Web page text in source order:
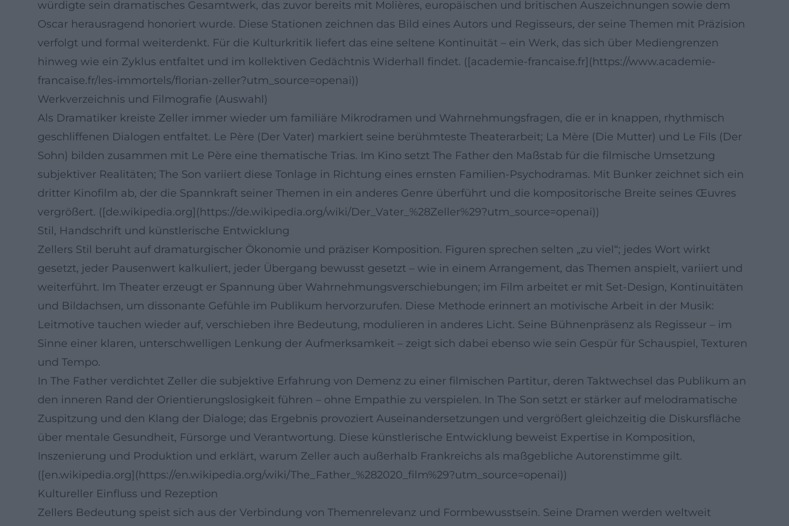
würdigte sein dramatisches Gesamtwerk, das zuvor bereits mit Molières, europäischen und britischen Auszeichnungen sowie dem
Oscar herausragend honoriert wurde. Diese Stationen zeichnen das Bild eines Autors und Regisseurs, der seine Themen mit Präzision
verfolgt und formal weiterdenkt. Für die Kulturkritik liefert das eine seltene Kontinuität – ein Werk, das sich über Mediengrenzen
hinweg wie ein Zyklus entfaltet und im kollektiven Gedächtnis Widerhall findet. ([academie-francaise.fr](https://www.academie-
francaise.fr/les-immortels/florian-zeller?utm_source=openai))
Werkverzeichnis und Filmografie (Auswahl)
Als Dramatiker kreiste Zeller immer wieder um familiäre Mikrodramen und Wahrnehmungsfragen, die er in knappen, rhythmisch
geschliffenen Dialogen entfaltet. Le Père (Der Vater) markiert seine berühmteste Theaterarbeit; La Mère (Die Mutter) und Le Fils (Der
Sohn) bilden zusammen mit Le Père eine thematische Trias. Im Kino setzt The Father den Maßstab für die filmische Umsetzung
subjektiver Realitäten; The Son variiert diese Tonlage in Richtung eines ernsten Familien-Psychodramas. Mit Bunker zeichnet sich ein
dritter Kinofilm ab, der die Spannkraft seiner Themen in ein anderes Genre überführt und die kompositorische Breite seines Œuvres
vergrößert. ([de.wikipedia.org](https://de.wikipedia.org/wiki/Der_Vater_%28Zeller%29?utm_source=openai))
Stil, Handschrift und künstlerische Entwicklung
Zellers Stil beruht auf dramaturgischer Ökonomie und präziser Komposition. Figuren sprechen selten „zu viel“; jedes Wort wirkt
gesetzt, jeder Pausenwert kalkuliert, jeder Übergang bewusst gesetzt – wie in einem Arrangement, das Themen anspielt, variiert und
weiterführt. Im Theater erzeugt er Spannung über Wahrnehmungsverschiebungen; im Film arbeitet er mit Set-Design, Kontinuitäten
und Bildachsen, um dissonante Gefühle im Publikum hervorzurufen. Diese Methode erinnert an motivische Arbeit in der Musik:
Leitmotive tauchen wieder auf, verschieben ihre Bedeutung, modulieren in anderes Licht. Seine Bühnenpräsenz als Regisseur – im
Sinne einer klaren, unterschwelligen Lenkung der Aufmerksamkeit – zeigt sich dabei ebenso wie sein Gespür für Schauspiel, Texturen
und Tempo.
In The Father verdichtet Zeller die subjektive Erfahrung von Demenz zu einer filmischen Partitur, deren Taktwechsel das Publikum an
den inneren Rand der Orientierungslosigkeit führen – ohne Empathie zu verspielen. In The Son setzt er stärker auf melodramatische
Zuspitzung und den Klang der Dialoge; das Ergebnis provoziert Auseinandersetzungen und vergrößert gleichzeitig die Diskursfläche
über mentale Gesundheit, Fürsorge und Verantwortung. Diese künstlerische Entwicklung beweist Expertise in Komposition,
Inszenierung und Produktion und erklärt, warum Zeller auch außerhalb Frankreichs als maßgebliche Autorenstimme gilt.
([en.wikipedia.org](https://en.wikipedia.org/wiki/The_Father_%282020_film%29?utm_source=openai))
Kultureller Einfluss und Rezeption
Zellers Bedeutung speist sich aus der Verbindung von Themenrelevanz und Formbewusstsein. Seine Dramen werden weltweit